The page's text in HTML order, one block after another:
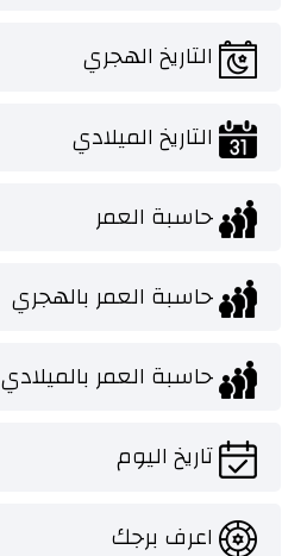
التاريخ الهجري
التاريخ الميلادي
حاسبة العمر
حاسبة العمر بالهجري
حاسبة العمر بالميلادي
تاريخ اليوم
اعرف برجك